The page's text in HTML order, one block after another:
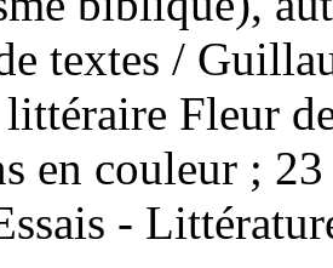
textes /
Fleur
en couleur ;
-